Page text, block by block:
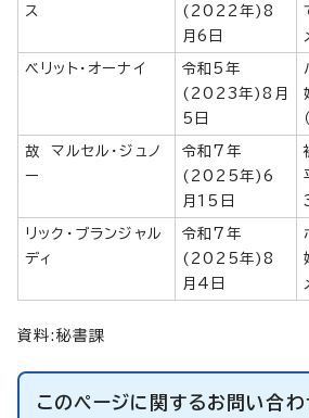
ス
(2022年)8
月6日
ベリット・オーナイ
令和5年
(2023年)8月
5日
故 マルセル・ジュノ
ー
令和7年
(2025年)6
月15日
リック・ブランジャル
ディ
令和7年
(2025年)8
月4日
資料:秘書課
このページに関するお問い合わ